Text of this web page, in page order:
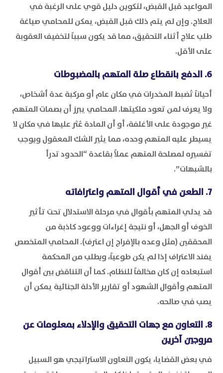
المواعيد قبل القبض، لتكوين دليل قوي على الرغبة في
العلاج. وإن لم يتم ذلك قبل القبض، يمكن للمحامي صياغة
طلب علاج أثناء التحقيق، مما قد يكون سبباً لتخفيف العقوبة
على الأقل.
6. الدفع بانقطاع صلة المتهم بالمضبوطات
أحياناً تُضبط المخدرات في مكان عام أو مركبة عدة أشخاص،
ولا يعرف لمن تعود ملكيتها. المحامي يبرز أن بصمات المتهم
غير موجودة على الأغلفة، أو أن المادة عُثر عليها في مكان لا
يسيطر عليه المتهم وحده، مما يثير الشك المعقول ويوجب
تفسيره لمصلحة المتهم عملاً بقاعدة “الحدود تدرأ
بالشبهات”.
7. الطعن في أقوال المتهم واعترافاته
قد يدلي المتهم بأقوال في مرحلة الاستدلال تحت تأثير
الخوف أو الجهل، أو نتيجة إغراءات ووعود كاذبة من
المحققين (مثل وعده بالإفراج إن اعترف). المحامي المتخصص
يفند الاعتراف إذا لم يكن طوعياً، ويطلب من المحكمة
استبعاده إن كان مخالفاً للنظام. كما أن التناقض بين أقوال
المتهم وأقوال الشهود أو تقارير الأدلة الجنائية يمكن أن
يصب في صالحه.
8. التعاون مع جهات التحقيق والإدلاء بمعلومات عن
مروجين آخرين
في بعض القضايا، يكون التعاون الاستراتيجي هو السبيل